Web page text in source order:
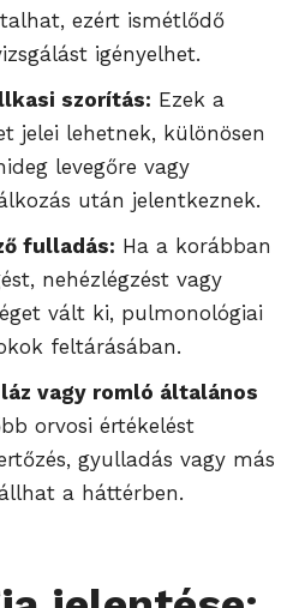
ezért ismétlődő
igényelhet.
szorítás: Ezek a
jelei lehetnek, különösen
levegőre vagy
után jelentkeznek.
fulladás: Ha a korábban
nehézlégzést vagy
vált ki, pulmonológiai
feltárásában.
vagy romló általános
orvosi értékelést
gyulladás vagy más
a háttérben.